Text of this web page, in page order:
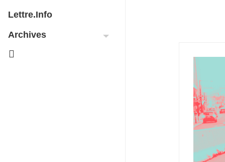
Lettre.info
Archives